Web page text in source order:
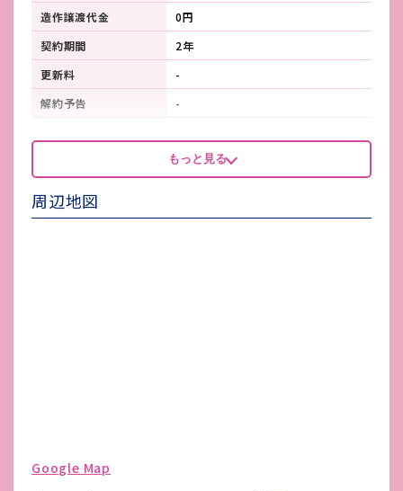
造作譲渡代金
0円
契約期間
2年
更新料
-
解約予告
-
看板製作費
-
看板使用料・
維持管理費
-
鍵交換費
-
もっと見る
周辺地図
Google Map